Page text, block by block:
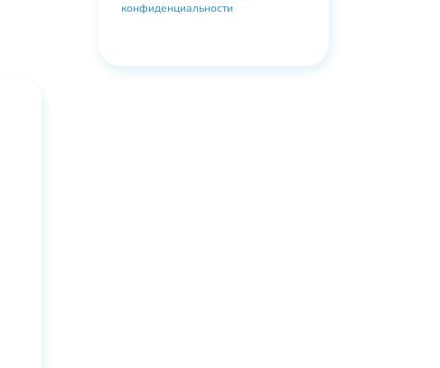
конфиденциальности